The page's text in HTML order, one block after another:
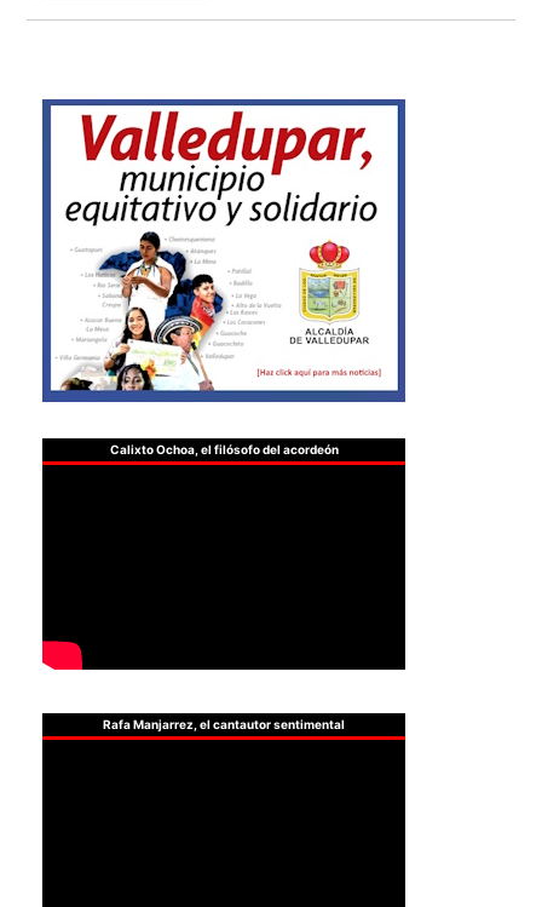
Calixto Ochoa, el filósofo del acordeón
Rafa Manjarrez, el cantautor sentimental